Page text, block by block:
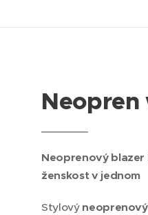
Neoprenový blazer
ženskost v jednom
Stylový